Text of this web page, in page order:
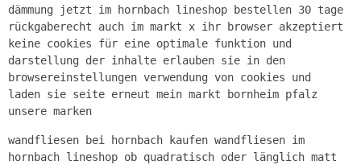
dämmung jetzt im hornbach lineshop bestellen 30 tage
rückgaberecht auch im markt x ihr browser akzeptiert
keine cookies für eine optimale funktion und
darstellung der inhalte erlauben sie in den
browsereinstellungen verwendung von cookies und
laden sie seite erneut mein markt bornheim pfalz
unsere marken
wandfliesen bei hornbach kaufen wandfliesen im
hornbach lineshop ob quadratisch oder länglich matt